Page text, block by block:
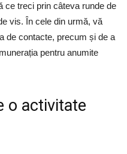
ce treci prin câteva runde de
vis. În cele din urmă, vă
de contacte, precum și de a
pentru anumite
o activitate